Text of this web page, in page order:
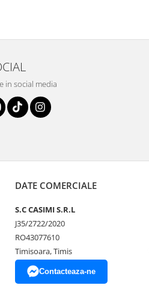
in social media
DATE COMERCIALE
S.C CASIMI S.R.L
J35/2722/2020
RO43077610
Timisoara, Timis
Contacteaza-ne